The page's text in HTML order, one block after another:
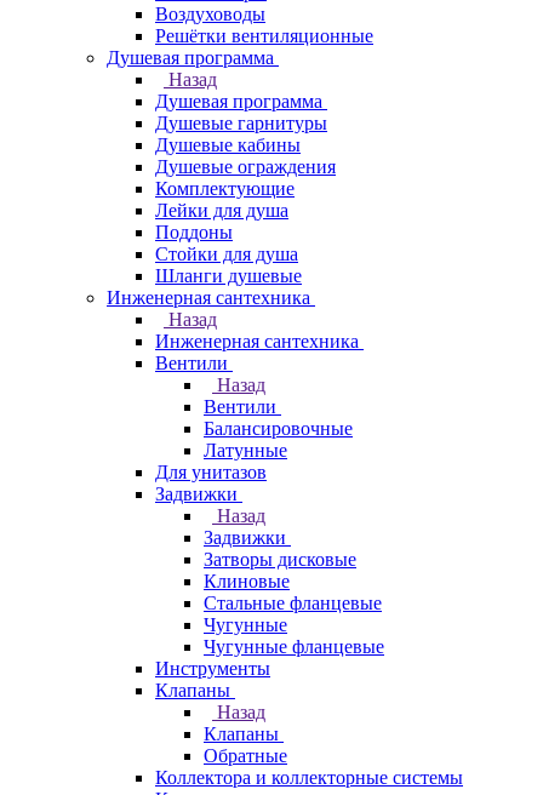
Воздуховоды
Решётки вентиляционные
Душевая программа
Назад
Душевая программа
Душевые гарнитуры
Душевые кабины
Душевые ограждения
Комплектующие
Лейки для душа
Поддоны
Стойки для душа
Шланги душевые
Инженерная сантехника
Назад
Инженерная сантехника
Вентили
Назад
Вентили
Балансировочные
Латунные
Для унитазов
Задвижки
Назад
Задвижки
Затворы дисковые
Клиновые
Стальные фланцевые
Чугунные
Чугунные фланцевые
Инструменты
Клапаны
Назад
Клапаны
Обратные
Коллектора и коллекторные системы